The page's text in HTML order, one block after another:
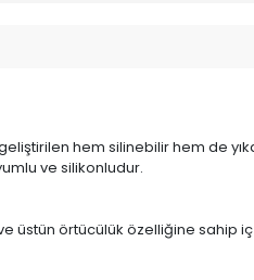
hem silinebilir hem de
ve silikonludur.
üstün örtücülük özelliğine sahip